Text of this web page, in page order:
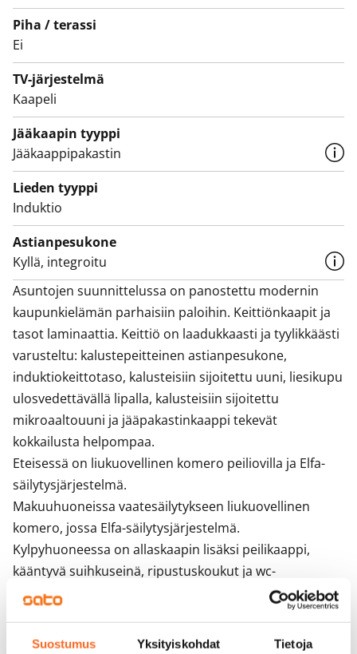
Suostumus Yksityiskohdat Tietoja
Piha / terassi
Ei
TV-järjestelmä
Kaapeli
Jääkaapin tyyppi
Jääkaappipakastin
Lieden tyyppi
Induktio
Astianpesukone
Kyllä, integroitu
Asuntojen suunnittelussa on panostettu modernin
kaupunkielämän parhaisiin paloihin. Keittiönkaapit ja
tasot laminaattia. Keittiö on laadukkaasti ja tyylikkäästi
varusteltu: kalustepeitteinen astianpesukone,
induktiokeittotaso, kalusteisiin sijoitettu uuni, liesikupu
ulosvedettävällä lipalla, kalusteisiin sijoitettu
mikroaaltouuni ja jääpakastinkaappi tekevät
kokkailusta helpompaa.
Eteisessä on liukuovellinen komero peiliovilla ja Elfa-
säilytysjärjestelmä.
Makuuhuoneissa vaatesäilytykseen liukuovellinen
komero, jossa Elfa-säilytysjärjestelmä.
Kylpyhuoneessa on allaskaapin lisäksi peilikaappi,
kääntyvä suihkuseinä, ripustuskoukut ja wc-
paperiteline sekä varaus pesukoneelle ja
Huoneistoissa on asuntokohtainen vedenmittaus.